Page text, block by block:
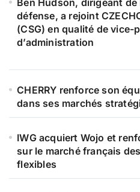
Ben Hudson, dirigeant de
défense, a rejoint
(CSG) en qualité de
d’administration
CHERRY renforce son
dans ses marchés
IWG acquiert Wojo et
sur le marché français
flexibles